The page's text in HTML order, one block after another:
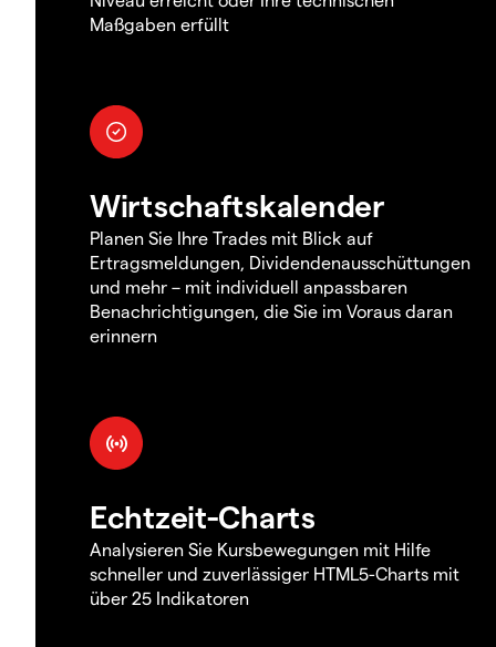
Maßgaben erfüllt
Wirtschaftskalender
Planen Sie Ihre Trades mit Blick auf
Ertragsmeldungen, Dividendenausschüttungen
und mehr – mit individuell anpassbaren
Benachrichtigungen, die Sie im Voraus daran
erinnern
Echtzeit-Charts
Analysieren Sie Kursbewegungen mit Hilfe
schneller und zuverlässiger HTML5-Charts mit
über 25 Indikatoren